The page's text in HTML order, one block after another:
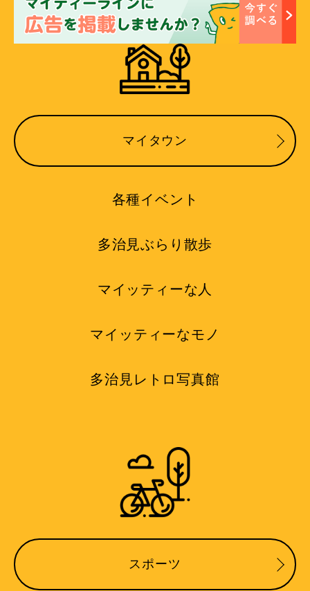
マイタウン
各種イベント
多治見ぶらり散歩
マイッティーな人
マイッティーなモノ
多治見レトロ写真館
スポーツ